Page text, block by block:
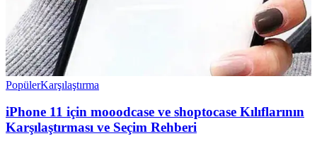
PopülerKarşılaştırma
iPhone 11 için mooodcase ve shoptocase Kılıflarının
Karşılaştırması ve Seçim Rehberi